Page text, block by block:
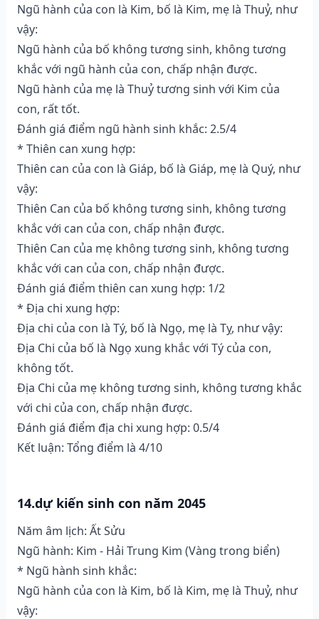
Ngũ hành của con là Kim, bố là Kim, mẹ là Thuỷ, như
vậy:
Ngũ hành của bố không tương sinh, không tương
khắc với ngũ hành của con, chấp nhận được.
Ngũ hành của mẹ là Thuỷ tương sinh với Kim của
con, rất tốt.
Đánh giá điểm ngũ hành sinh khắc: 2.5/4
* Thiên can xung hợp:
Thiên can của con là Giáp, bố là Giáp, mẹ là Quý, như
vậy:
Thiên Can của bố không tương sinh, không tương
khắc với can của con, chấp nhận được.
Thiên Can của mẹ không tương sinh, không tương
khắc với can của con, chấp nhận được.
Đánh giá điểm thiên can xung hợp: 1/2
* Địa chi xung hợp:
Địa chi của con là Tý, bố là Ngọ, mẹ là Tỵ, như vậy:
Địa Chi của bố là Ngọ xung khắc với Tý của con,
không tốt.
Địa Chi của mẹ không tương sinh, không tương khắc
với chi của con, chấp nhận được.
Đánh giá điểm địa chi xung hợp: 0.5/4
Kết luận: Tổng điểm là 4/10
14.dự kiến sinh con năm 2045
Năm âm lịch: Ất Sửu
Ngũ hành: Kim - Hải Trung Kim (Vàng trong biển)
* Ngũ hành sinh khắc:
Ngũ hành của con là Kim, bố là Kim, mẹ là Thuỷ, như
vậy: